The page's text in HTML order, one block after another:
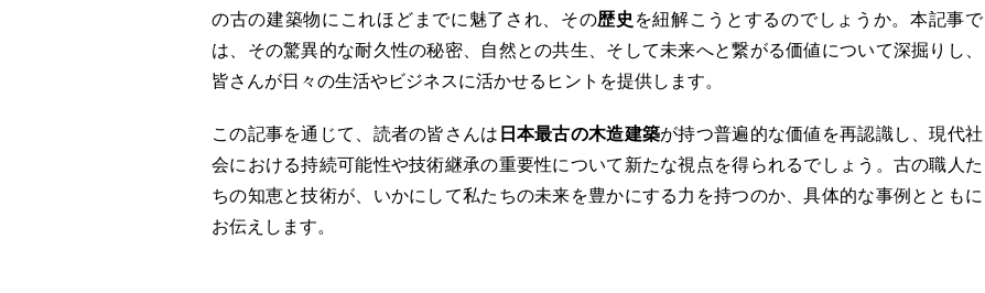
の古の建築物にこれほどまでに魅了され、その歴史 を紐解こうとするのでしょうか。本記事で
は、その驚異的な耐久性の秘密、自然との共生、そして未来へと繋がる価値について深掘りし、
皆さんが日々の生活やビジネスに活かせるヒントを提供します。
この記事を通じて、読者の皆さんは 日本最古の木造建築が持つ普遍的な価値を再認識し、現代社
会における持続可能性や技術継承の重要性について新たな視点を得られるでしょう。古の職人た
ちの知恵と技術が、いかにして私たちの未来を豊かにする力を持つのか、具体的な事例とともに
お伝えします。